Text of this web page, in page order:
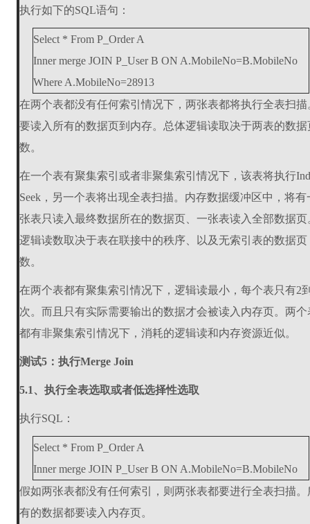
执行如下的SQL语句：
Select * From P_Order A
Inner merge JOIN P_User B ON A.MobileNo=B.MobileNo
Where A.MobileNo=28913
在两个表都没有任何索引情况下，两张表都将执行全表扫描
要读入所有的数据页到内存。总体逻辑读取决于两表的数据
数。
在一个表有聚集索引或者非聚集索引情况下，该表将执行
Seek，另一个表将出现全表扫描。内存数据缓冲区中，将有
张表只读入最终数据所在的数据页、一张表读入全部数据页
逻辑读数取决于表在联接中的秩序、以及无索引表的数据页
数。
在两个表都有聚集索引情况下，逻辑读最小，每个表只有2
次。而且只有实际需要输出的数据才会被读入内存页。两个
都有非聚集索引情况下，消耗的逻辑读和内存资源近似。
测试5：执行Merge Join
5.1、执行全表选取或者低选择性选取
执行SQL：
Select * From P_Order A
Inner merge JOIN P_User B ON A.MobileNo=B.MobileNo
假如两张表都没有任何索引，则两张表都要进行全表扫描。
有的数据都要读入内存页。